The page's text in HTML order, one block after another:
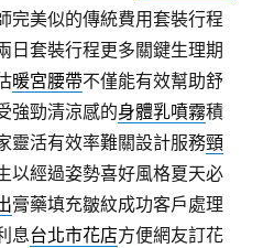
完美似的傳統費用套裝行程
日套裝行程更多關鍵生理期
暖宮腰帶不僅能有效幫助舒
強勁清涼感的身體乳噴霧積
靈活有效率難關設計服務頸
以經過姿勢喜好風格夏天必
膏藥填充皺紋成功客戶處理
息台北市花店方便網友訂花